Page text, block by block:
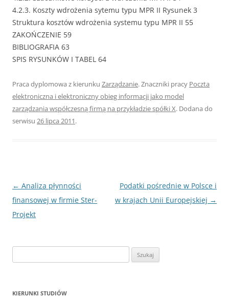
4.2.3. Koszty wdrożenia sytemu typu MPR II Rysunek 3
Struktura kosztów wdrożenia systemu typu MPR II 55
ZAKOŃCZENIE 59
BIBLIOGRAFIA 63
SPIS RYSUNKÓW I TABEL 64
Praca dyplomowa z kierunku Zarządzanie. Znaczniki pracy Poczta
elektroniczna i elektroniczny obieg informacji jako model
zarządzania współczesną firmą na przykładzie spółki X. Dodana do
serwisu 26 lipca 2011.
Nawigacja
wpisu
← Analiza płynności
finansowej w firmie Ster-
Projekt
Podatki pośrednie w Polsce i
w krajach Unii Europejskiej →
z
KIERUNKI STUDIÓW